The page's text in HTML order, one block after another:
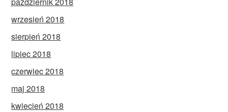
wrzesień 2018
sierpień 2018
lipiec 2018
czerwiec 2018
maj 2018
kwiecień 2018